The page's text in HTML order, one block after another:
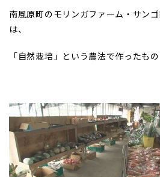
南風原町のモリンガファーム・サン
は、
「自然栽培」という農法で作ったもの